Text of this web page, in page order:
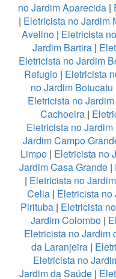
no Jardim Aparecida |
| Eletricista no Jardim
Avelino| Eletricista
Jardim Bartira |
Eletricista no Jardim
Refugio| Eletricista
no Jardim Botucatu
Eletricista no
Cachoeira|
Eletricista no
Jardim Campo
Limpo| Eletricista no
Jardim Casa Grande|
| Eletricista no
Celia | Eletricista
Pirituba | Eletricista
Jardim Colombo |
Eletricista no Jardim
da Laranjeira|
Eletricista no
Jardim da Saúde |